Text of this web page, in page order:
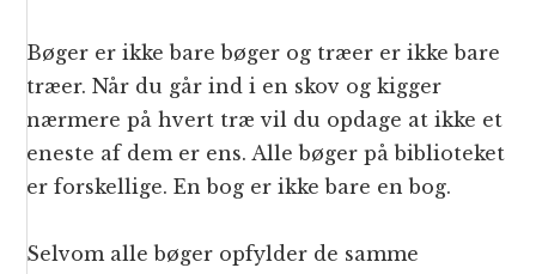
Bøger er ikke bare bøger og træer er ikke bare
træer. Når du går ind i en skov og kigger
nærmere på hvert træ vil du opdage at ikke et
eneste af dem er ens. Alle bøger på biblioteket
er forskellige. En bog er ikke bare en bog.
Selvom alle bøger opfylder de samme